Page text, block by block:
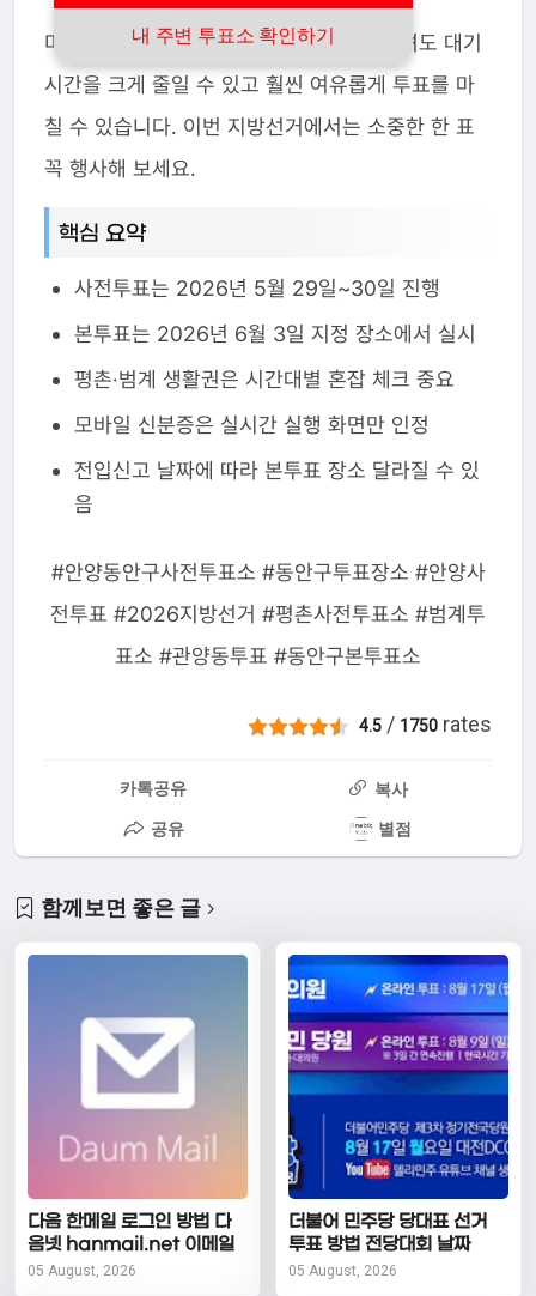
미리 가까운 사전투표소 위치만 확인해 두셔도 대기
시간을 크게 줄일 수 있고 훨씬 여유롭게 투표를 마
칠 수 있습니다. 이번 지방선거에서는 소중한 한 표
꼭 행사해 보세요.
핵심 요약
사전투표는 2026년 5월 29일~30일 진행
본투표는 2026년 6월 3일 지정 장소에서 실시
평촌·범계 생활권은 시간대별 혼잡 체크 중요
모바일 신분증은 실시간 실행 화면만 인정
전입신고 날짜에 따라 본투표 장소 달라질 수 있
음
#안양동안구사전투표소 #동안구투표장소 #안양사
전투표 #2026지방선거 #평촌사전투표소 #범계투
표소 #관양동투표 #동안구본투표소
내 주변 투표소 확인하기
4.5 / 1750 rates
카톡공유 복사
공유 별점
함께보면 좋은 글
다음 한메일 로그인 방법 다
음넷 hanmail.net 이메일
05 August, 2026
더불어 민주당 당대표 선거
투표 방법 전당대회 날짜
05 August, 2026